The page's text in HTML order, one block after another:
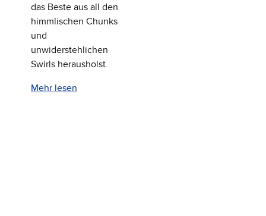
das Beste aus all den
himmlischen Chunks
und
unwiderstehlichen
Swirls herausholst.
Mehr lesen